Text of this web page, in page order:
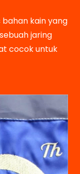
bahan kain yang
jaring
cocok untuk